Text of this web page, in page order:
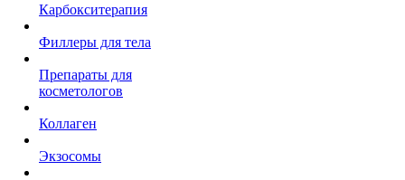
Карбокситерапия
Филлеры для тела
Препараты для
косметологов
Коллаген
Экзосомы